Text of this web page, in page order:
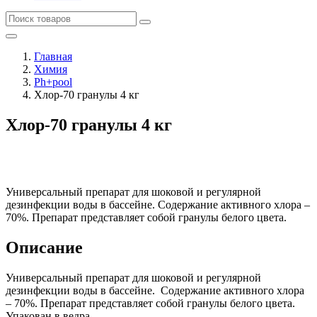
Главная
Химия
Ph+pool
Хлор-70 гранулы 4 кг
Хлор-70 гранулы 4 кг
Универсальный препарат для шоковой и регулярной
дезинфекции воды в бассейне. Содержание активного хлора –
70%. Препарат представляет собой гранулы белого цвета.
Описание
Универсальный препарат для шоковой и регулярной
дезинфекции воды в бассейне. Содержание активного хлора
– 70%. Препарат представляет собой гранулы белого цвета.